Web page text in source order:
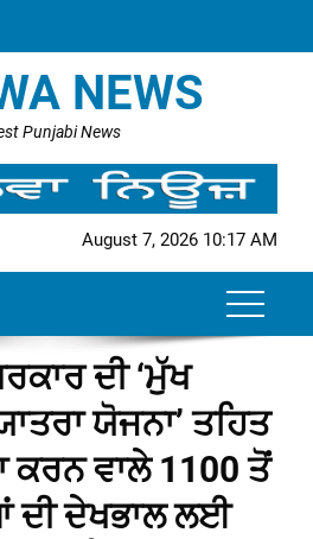
NEWS
Punjabi News
August 7, 2026 10:17 AM
ਦੀ ‘ਮੁੱਖ
ਯੋਜਨਾ’ ਤਹਿਤ
ਕਰਨ ਵਾਲੇ 1100 ਤੋਂ
ਦੀ ਦੇਖਭਾਲ ਲਈ